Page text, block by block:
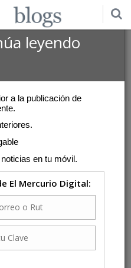
$1 USD
leyendo
a la publicación de
en tu móvil.
El Mercurio Digital: